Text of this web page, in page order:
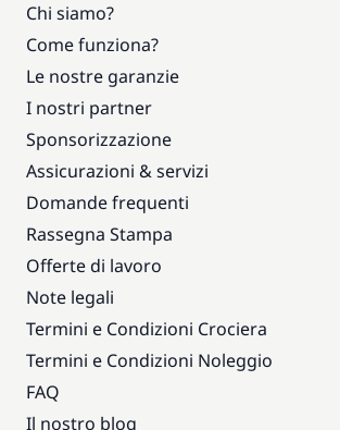
Chi siamo?
Come funziona?
Le nostre garanzie
I nostri partner
Sponsorizzazione
Assicurazioni & servizi
Domande frequenti
Rassegna Stampa
Offerte di lavoro
Note legali
Termini e Condizioni Crociera
Termini e Condizioni Noleggio
FAQ
Il nostro blog